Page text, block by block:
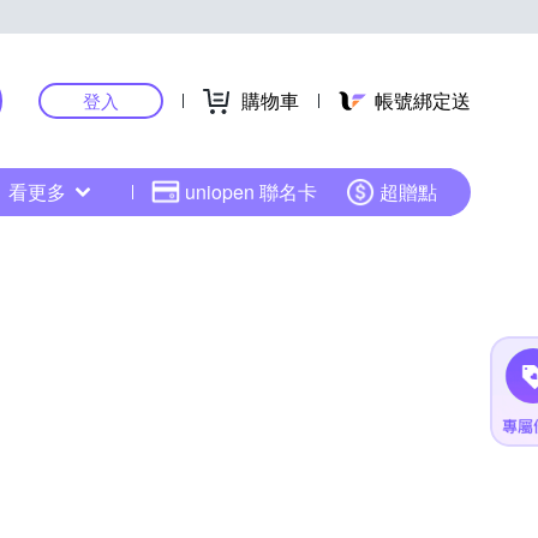
登入 購物車 帳號綁定送
看更多 uniopen 聯名卡 超贈點